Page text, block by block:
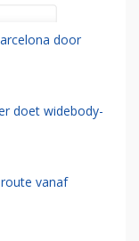
door
doet widebody-
vanaf